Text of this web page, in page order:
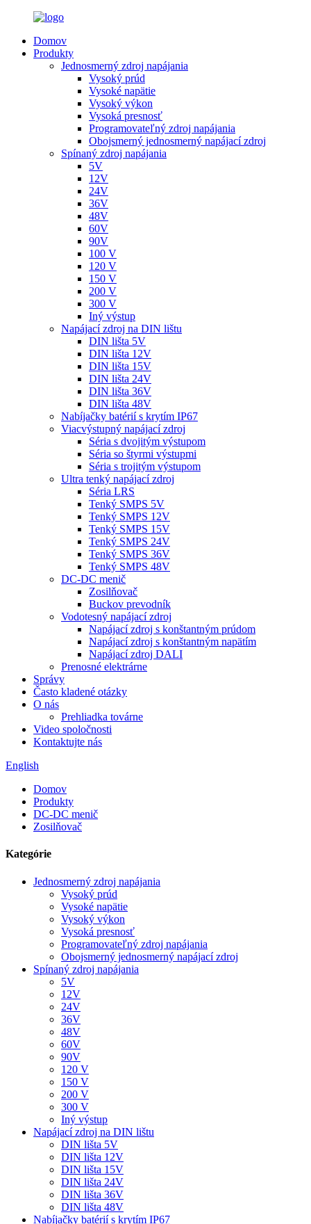
Domov
Produkty
Jednosmerný zdroj napájania
Vysoký prúd
Vysoké napätie
Vysoký výkon
Vysoká presnosť
Programovateľný zdroj napájania
Obojsmerný jednosmerný napájací zdroj
Spínaný zdroj napájania
5V
12V
24V
36V
48V
60V
90V
100 V
120 V
150 V
200 V
300 V
Iný výstup
Napájací zdroj na DIN lištu
DIN lišta 5V
DIN lišta 12V
DIN lišta 15V
DIN lišta 24V
DIN lišta 36V
DIN lišta 48V
Nabíjačky batérií s krytím IP67
Viacvýstupný napájací zdroj
Séria s dvojitým výstupom
Séria so štyrmi výstupmi
Séria s trojitým výstupom
Ultra tenký napájací zdroj
Séria LRS
Tenký SMPS 5V
Tenký SMPS 12V
Tenký SMPS 15V
Tenký SMPS 24V
Tenký SMPS 36V
Tenký SMPS 48V
DC-DC menič
Zosilňovač
Buckov prevodník
Vodotesný napájací zdroj
Napájací zdroj s konštantným prúdom
Napájací zdroj s konštantným napätím
Napájací zdroj DALI
Prenosné elektrárne
Správy
Často kladené otázky
O nás
Prehliadka továrne
Video spoločnosti
Kontaktujte nás
English
Domov
Produkty
DC-DC menič
Zosilňovač
Kategórie
Jednosmerný zdroj napájania
Vysoký prúd
Vysoké napätie
Vysoký výkon
Vysoká presnosť
Programovateľný zdroj napájania
Obojsmerný jednosmerný napájací zdroj
Spínaný zdroj napájania
5V
12V
24V
36V
48V
60V
90V
120 V
150 V
200 V
300 V
Iný výstup
Napájací zdroj na DIN lištu
DIN lišta 5V
DIN lišta 12V
DIN lišta 15V
DIN lišta 24V
DIN lišta 36V
DIN lišta 48V
Nabíjačky batérií s krytím IP67